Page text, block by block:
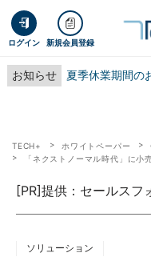
ログイン 新規会員登録
お知らせ 夏季休業期間の
TECH+ ホワイトペーパー
「ネクストノーマル時代」に小
[PR]提供：セールスフ
ソリューション